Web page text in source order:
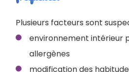
Plusieurs facteurs sont
environnement intérieur
allergènes
modification des